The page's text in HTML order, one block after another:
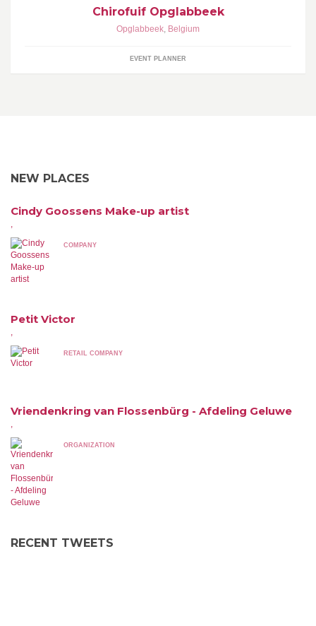
Chirofuif Opglabbeek
Opglabbeek, Belgium
EVENT PLANNER
NEW PLACES
Cindy Goossens Make-up artist
,
COMPANY
Petit Victor
,
RETAIL COMPANY
Vriendenkring van Flossenbürg - Afdeling Geluwe
,
ORGANIZATION
RECENT TWEETS